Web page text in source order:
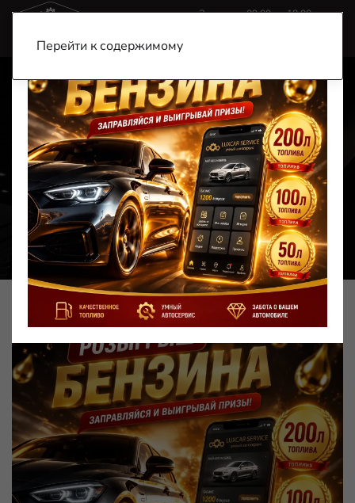
Перейти к содержимому
Звоните c 09:00 до 18:00
Главная Акции
Акции